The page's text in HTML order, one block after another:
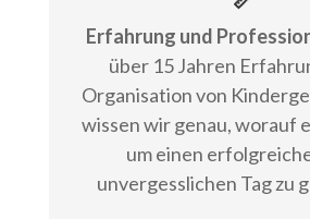
Erfahrung und
über 15 Jahren
Organisation von
wissen wir genau, worauf
um einen
unvergesslichen Tag zu